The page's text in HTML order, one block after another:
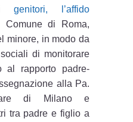
igenitori, l’affido
di Roma,
minore, in modo da
di monitorare
al rapporto padre-
alla Pa.
di Milano e
tra padre e figlio a